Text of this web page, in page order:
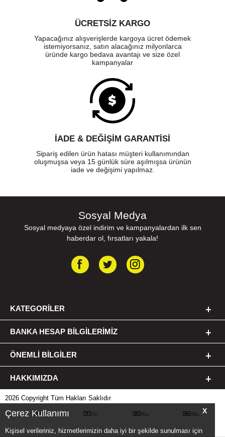
X
Çerez Kullanımı
Kişisel verileriniz, hizmetlerimizin daha iyi bir şekilde sunulması için
ÜCRETSIZ KARGO
Yapacağınız alışverişlerde kargoya ücret ödemek
istemiyorsanız, satın alacağınız milyonlarca
üründe kargo bedava avantajı ve size özel
kampanyalar
İADE & DEĞİŞİM GARANTİSİ
Sipariş edilen ürün hatası müşteri kullanımından
oluşmuşsa veya 15 günlük süre aşılmışsa ürünün
iade ve değişimi yapılmaz.
Sosyal Medya
Sosyal medyaya özel indirim ve kampanyalardan ilk sen
haberdar ol, fırsatları yakala!
KATEGORILER
BANKA HESAP BILGILERIMIZ
ÖNEMLI BILGILER
HAKKIMIZDA
2026 Copyright Tüm Hakları Saklıdır